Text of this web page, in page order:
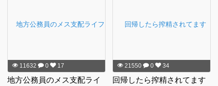
11632 0 17
地方公務員のメス支配ライ
21550 0 34
回帰したら搾精されてます